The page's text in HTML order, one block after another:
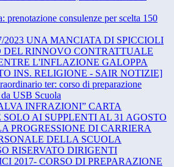
prenotazione consulenze per scelta 150
2023 UNA MANCIATA DI SPICCIOLI
DEL RINNOVO CONTRATTUALE
L'INFLAZIONE GALOPPA
INS. RELIGIONE - SAIR NOTIZIE]
ter: corso di preparazione
USB Scuola
INFRAZIONI” CARTA
SOLO AI SUPPLENTI AL 31 AGOSTO
PROGRESSIONE DI CARRIERA
DELLA SCUOLA
RISERVATO DIRIGENTI
2017- CORSO DI PREPARAZIONE